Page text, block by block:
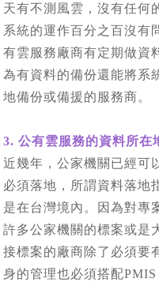
天有不測風雲，沒有任何
系統的運作百分之百沒有
有雲服務廠商有定期做資
為有資料的備份還能將系
地備份或備援的服務商。
3. 公有雲服務的資料所在
近幾年，公家機關已經可
必須落地，所謂資料落地
是在台灣境內。因為對專
許多公家機關的標案或是
接標案的廠商除了必須要
身的管理也必須搭配